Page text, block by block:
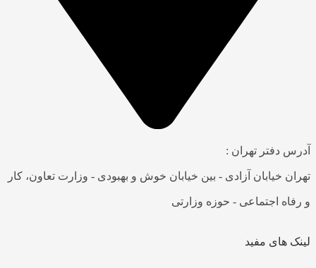
آدرس دفتر تهران :
تهران خیابان آزادی - بین خیابان خوش و بهبودی - وزارت تعاون، کار
و رفاه اجتماعی - حوزه وزارتی
لینک های مفید